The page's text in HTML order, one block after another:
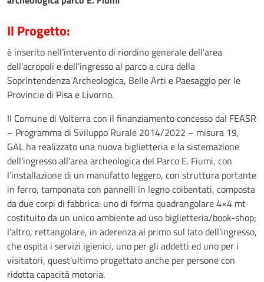
Il Progetto:
è inserito nell’intervento di riordino generale dell’area
dell’acropoli e dell’ingresso al parco a cura della
Soprintendenza Archeologica, Belle Arti e Paesaggio per le
Provincie di Pisa e Livorno.
Il Comune di Volterra con il finanziamento concesso dal FEASR
– Programma di Sviluppo Rurale 2014/2022 – misura 19,
GAL ha realizzato una nuova biglietteria e la sistemazione
dell’ingresso all’area archeologica del Parco E. Fiumi, con
l’installazione di un manufatto leggero, con struttura portante
in ferro, tamponata con pannelli in legno coibentati, composta
da due corpi di fabbrica: uno di forma quadrangolare 4×4 mt
costituito da un unico ambiente ad uso biglietteria/book-shop;
l’altro, rettangolare, in aderenza al primo sul lato dell’ingresso,
che ospita i servizi igienici, uno per gli addetti ed uno per i
visitatori, quest’ultimo progettato anche per persone con
ridotta capacità motoria.